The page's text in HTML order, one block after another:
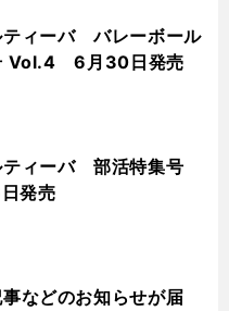
ティーバ バレーボール
Vol.4 6月30日発売
ティーバ 部活特集号
発売
などのお知らせが届